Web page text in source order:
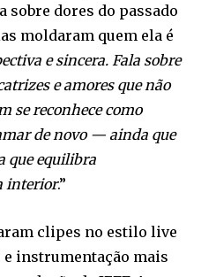
sobre dores do passado
moldaram quem ela é
e sincera. Fala sobre
e amores que não
se reconhece como
de novo — ainda que
que equilibra
interior.”
clipes no estilo live
e instrumentação mais